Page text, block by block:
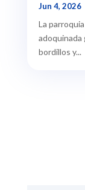
Jun 4, 2026
La
bordillos y...